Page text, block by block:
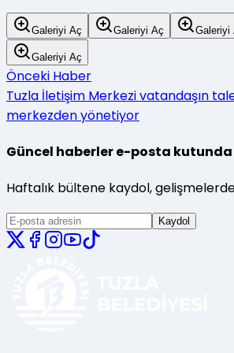
Galeriyi Aç Galeriyi Aç Galeriyi
Galeriyi Aç
Önceki Haber
Tuzla İletişim Merkezi vatandaşın
merkezden yönetiyor
Güncel haberler e-posta kutunda
Haftalık bültene kaydol,
Kaydol